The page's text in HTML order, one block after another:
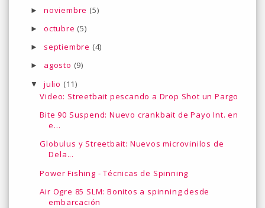
► noviembre (5)
► octubre (5)
► septiembre (4)
► agosto (9)
▼ julio (11)
Video: Streetbait pescando a Drop Shot un Pargo
Bite 90 Suspend: Nuevo crankbait de Payo Int. en
e...
Globulus y Streetbait: Nuevos microvinilos de
Dela...
Power Fishing - Técnicas de Spinning
Air Ogre 85 SLM: Bonitos a spinning desde
embarcación